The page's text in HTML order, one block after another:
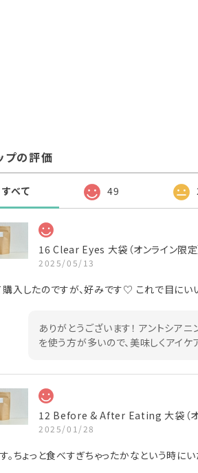
プの評価
すべて 49
16 Clear Eyes 大袋（オンライン限定
2025/05/13
入したのですが、好みです♡ これで目にい
ありがとうございます！ アントシア
を使う方が多いので、美味しくアイケ
12 Before & After Eating 大袋（オ
2025/01/28
。ちょっと食べすぎちゃったかなという時に